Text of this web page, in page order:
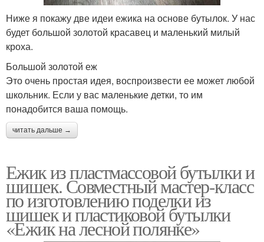
Ниже я покажу две идеи ежика на основе бутылок. У нас
будет большой золотой красавец и маленький милый
кроха.
Большой золотой еж
Это очень простая идея, воспроизвести ее может любой
школьник. Если у вас маленькие детки, то им
понадобится ваша помощь.
читать дальше →
Ежик из пластмассовой бутылки и
шишек. Совместный мастер-класс
по изготовлению поделки из
шишек и пластиковой бутылки
«Ежик на лесной полянке»